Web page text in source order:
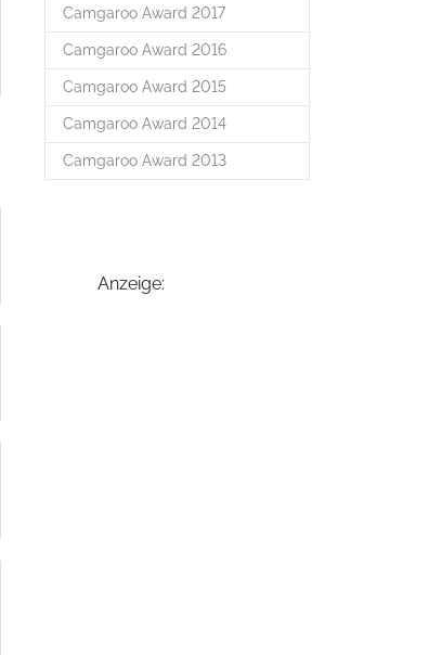
Camgaroo Award 2017
Camgaroo Award 2016
Camgaroo Award 2015
Camgaroo Award 2014
Camgaroo Award 2013
Anzeige: